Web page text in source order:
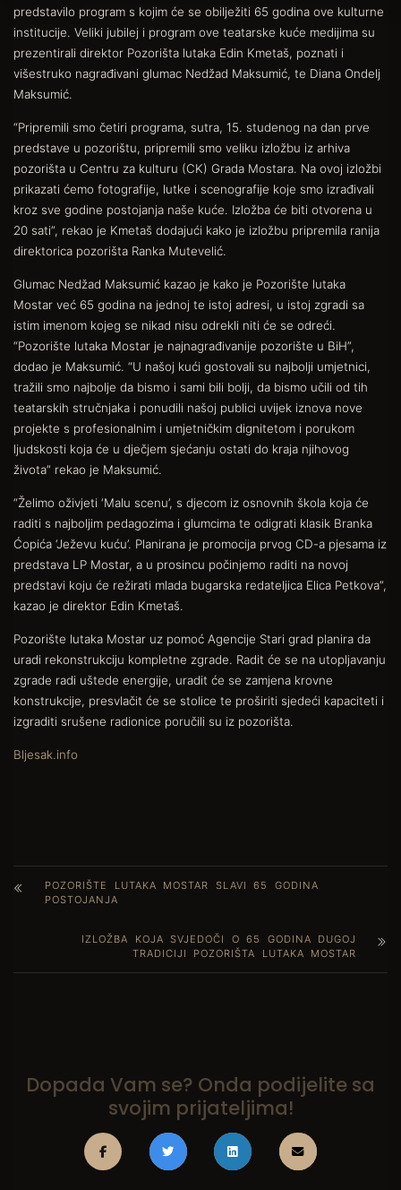
predstavilo program s kojim će se obilježiti 65 godina ove kulturne
institucije. Veliki jubilej i program ove teatarske kuće medijima su
prezentirali direktor Pozorišta lutaka Edin Kmetaš, poznati i
višestruko nagrađivani glumac Nedžad Maksumić, te Diana Ondelj
Maksumić.
“Pripremili smo četiri programa, sutra, 15. studenog na dan prve
predstave u pozorištu, pripremili smo veliku izložbu iz arhiva
pozorišta u Centru za kulturu (CK) Grada Mostara. Na ovoj izložbi
prikazati ćemo fotografije, lutke i scenografije koje smo izrađivali
kroz sve godine postojanja naše kuće. Izložba će biti otvorena u
20 sati”, rekao je Kmetaš dodajući kako je izložbu pripremila ranija
direktorica pozorišta Ranka Mutevelić.
Glumac Nedžad Maksumić kazao je kako je Pozorište lutaka
Mostar već 65 godina na jednoj te istoj adresi, u istoj zgradi sa
istim imenom kojeg se nikad nisu odrekli niti će se odreći.
“Pozorište lutaka Mostar je najnagrađivanije pozorište u BiH”,
dodao je Maksumić. “U našoj kući gostovali su najbolji umjetnici,
tražili smo najbolje da bismo i sami bili bolji, da bismo učili od tih
teatarskih stručnjaka i ponudili našoj publici uvijek iznova nove
projekte s profesionalnim i umjetničkim dignitetom i porukom
ljudskosti koja će u dječjem sjećanju ostati do kraja njihovog
života” rekao je Maksumić.
“Želimo oživjeti ‘Malu scenu’, s djecom iz osnovnih škola koja će
raditi s najboljim pedagozima i glumcima te odigrati klasik Branka
Ćopića ‘Ježevu kuću’. Planirana je promocija prvog CD-a pjesama iz
predstava LP Mostar, a u prosincu počinjemo raditi na novoj
predstavi koju će režirati mlada bugarska redateljica Elica Petkova”,
kazao je direktor Edin Kmetaš.
Pozorište lutaka Mostar uz pomoć Agencije Stari grad planira da
uradi rekonstrukciju kompletne zgrade. Radit će se na utopljavanju
zgrade radi uštede energije, uradit će se zamjena krovne
konstrukcije, presvlačit će se stolice te proširiti sjedeći kapaciteti i
izgraditi srušene radionice poručili su iz pozorišta.
Bljesak.info
POZORIŠTE LUTAKA MOSTAR SLAVI 65 GODINA
POSTOJANJA
IZLOŽBA KOJA SVJEDOČI O 65 GODINA DUGOJ
TRADICIJI POZORIŠTA LUTAKA MOSTAR
Dopada Vam se? Onda podijelite sa
svojim prijateljima!